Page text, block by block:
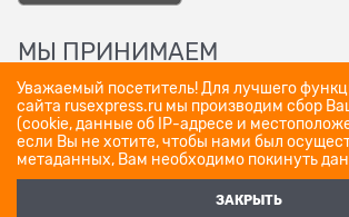
МЫ ПРИНИМАЕМ
Уважаемый посетитель! Для лучшего
сайта rusexpress.ru мы производим сбор
(cookie, данные об IP-адресе и
если Вы не хотите, чтобы нами был
метаданных, Вам необходимо покинуть
ЗАКРЫТЬ